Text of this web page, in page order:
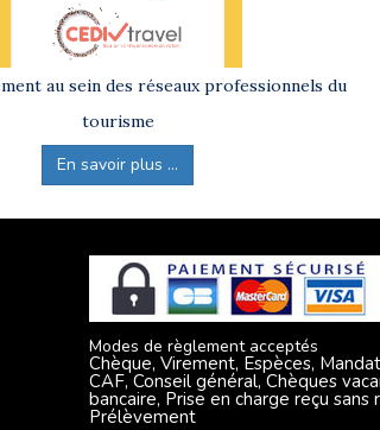
au sein des réseaux professionnels du
tourisme
En savoir plus ...
Modes de règlement acceptés
Chèque, Virement, Espèces,
CAF, Conseil général, Chèques
bancaire, Prise en charge reçu sans
Prélèvement